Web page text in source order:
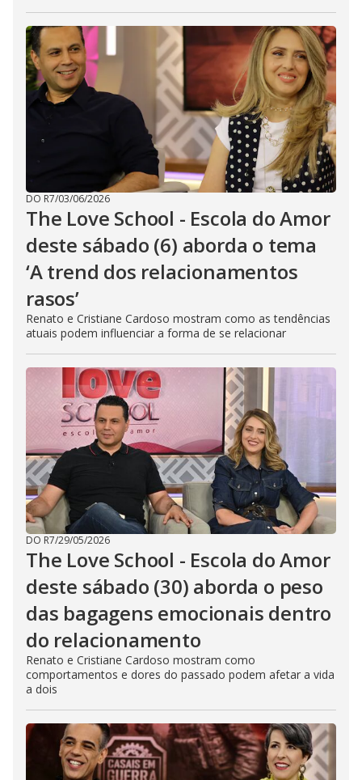
DO R7/03/06/2026
The Love School - Escola do Amor
deste sábado (6) aborda o tema
‘A trend dos relacionamentos
rasos’
Renato e Cristiane Cardoso mostram como as tendências
atuais podem influenciar a forma de se relacionar
DO R7/29/05/2026
The Love School - Escola do Amor
deste sábado (30) aborda o peso
das bagagens emocionais dentro
do relacionamento
Renato e Cristiane Cardoso mostram como
comportamentos e dores do passado podem afetar a vida
a dois